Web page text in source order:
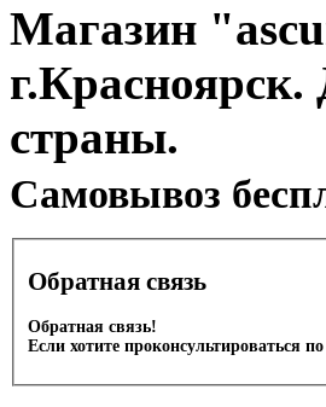
Магазин
страны.
Cамовывоз
Обратная связь
Обратная связь!
Если хотите проконсультироваться